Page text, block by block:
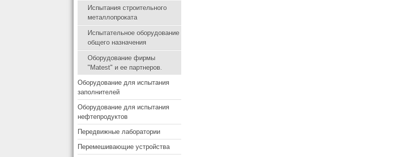
Испытания строительного
металлопроката
Испытательное оборудование
общего назначения
Оборудование фирмы
"Matest" и ее партнеров.
Оборудование для испытания
заполнителей
Оборудование для испытания
нефтепродуктов
Передвижные лаборатории
Перемешивающие устройства